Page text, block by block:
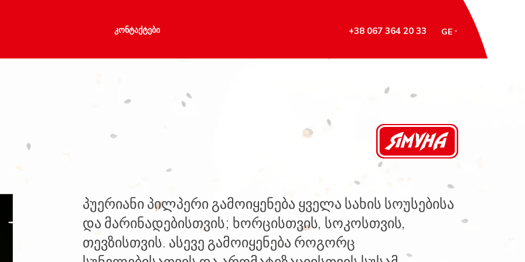
ᲙᲝᲜᲢᲐᲥᲢᲔᲑᲘ +38 067 364 20 33 GE
პუერიანი პილპერი გამოიყენება ყველა სახის სოუსებისა
და მარინადებისთვის; ხორცისთვის, სოკოსთვის,
თევზისთვის. ასევე გამოიყენება როგორც